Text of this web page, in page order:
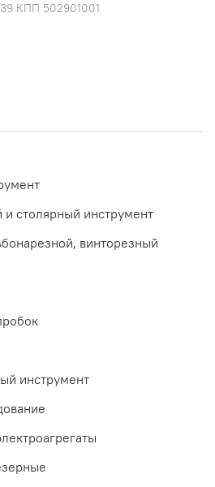
столярный инструмент
винторезный
инструмент
КПП 502901001